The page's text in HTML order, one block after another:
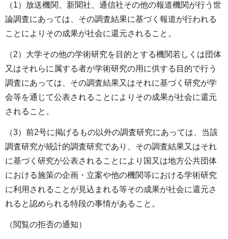
（1）放送機関、新聞社、通信社その他の報道機関が行う世
論調査にあっては、その調査結果に基づく報道が行われる
ことによりその成果が社会に還元されること。
（2）大学その他の学術研究を目的とする機関若しくは団体
又はそれらに属する者が学術研究の用に供する目的で行う
調査にあっては、その調査結果又はそれに基づく研究が学
会等を通じて公表されることによりその成果が社会に還元
されること。
（3）前2号に掲げるもの以外の調査研究にあっては、当該
調査研究が統計的調査研究であり、その調査結果又はそれ
に基づく研究が公表されることにより国又は地方公共団体
における施策の企画・立案や他の機関等における学術研究
に利用されることが見込まれる等その成果が社会に還元さ
れると認められる特段の事情があること。
（閲覧の拒否の通知）